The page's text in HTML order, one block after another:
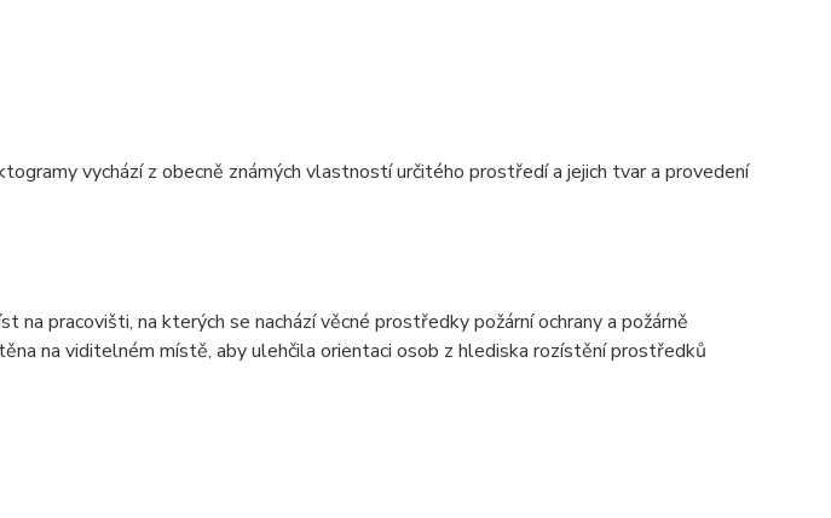
vychází z obecně známých vlastností určitého prostředí a jejich tvar a provedení
na pracovišti, na kterých se nachází věcné prostředky požární ochrany a požárně
na viditelném místě, aby ulehčila orientaci osob z hlediska rozístění prostředků